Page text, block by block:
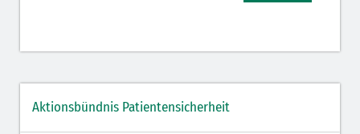
Aktionsbündnis Patientensicherheit